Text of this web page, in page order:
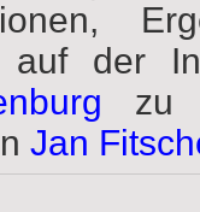
auf der
zu
Jan